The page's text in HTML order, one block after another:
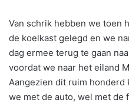
Van schrik hebben we toen
de koelkast gelegd en we
dag ermee terug te gaan
voordat we naar het eiland
Aangezien dit ruim
we met de auto, wel met de